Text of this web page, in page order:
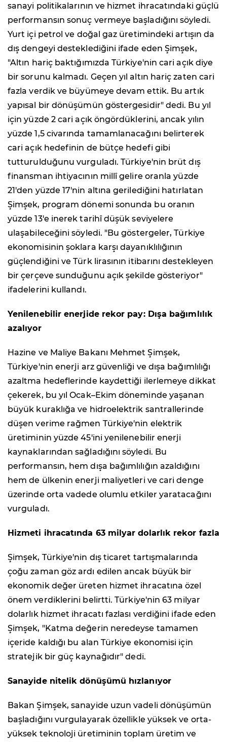
sanayi politikalarının ve hizmet ihracatındaki güçlü
performansın sonuç vermeye başladığını söyledi.
Yurt içi petrol ve doğal gaz üretimindeki artışın da
dış dengeyi desteklediğini ifade eden Şimşek,
"Altın hariç baktığımızda Türkiye'nin cari açık diye
bir sorunu kalmadı. Geçen yıl altın hariç zaten cari
fazla verdik ve büyümeye devam ettik. Bu artık
yapısal bir dönüşümün göstergesidir" dedi. Bu yıl
için yüzde 2 cari açık öngördüklerini, ancak yılın
yüzde 1,5 civarında tamamlanacağını belirterek
cari açık hedefinin de bütçe hedefi gibi
tutturulduğunu vurguladı. Türkiye'nin brüt dış
finansman ihtiyacının millî gelire oranla yüzde
21'den yüzde 17'nin altına gerilediğini hatırlatan
Şimşek, program dönemi sonunda bu oranın
yüzde 13'e inerek tarihî düşük seviyelere
ulaşabileceğini söyledi. "Bu göstergeler, Türkiye
ekonomisinin şoklara karşı dayanıklılığının
güçlendiğini ve Türk lirasının itibarını destekleyen
bir çerçeve sunduğunu açık şekilde gösteriyor"
ifadelerini kullandı.
Yenilenebilir enerjide rekor pay: Dışa bağımlılık
azalıyor
Hazine ve Maliye Bakanı Mehmet Şimşek,
Türkiye'nin enerji arz güvenliği ve dışa bağımlılığı
azaltma hedeflerinde kaydettiği ilerlemeye dikkat
çekerek, bu yıl Ocak–Ekim döneminde yaşanan
büyük kuraklığa ve hidroelektrik santrallerinde
düşen verime rağmen Türkiye'nin elektrik
üretiminin yüzde 45'ini yenilenebilir enerji
kaynaklarından sağladığını söyledi. Bu
performansın, hem dışa bağımlılığın azaldığını
hem de ülkenin enerji maliyetleri ve cari denge
üzerinde orta vadede olumlu etkiler yaratacağını
vurguladı.
Hizmeti ihracatında 63 milyar dolarlık rekor fazla
Şimşek, Türkiye'nin dış ticaret tartışmalarında
çoğu zaman göz ardı edilen ancak büyük bir
ekonomik değer üreten hizmet ihracatına özel
önem verdiklerini belirtti. Türkiye'nin 63 milyar
dolarlık hizmet ihracatı fazlası verdiğini ifade eden
Şimşek, "Katma değerin neredeyse tamamen
içeride kaldığı bu alan Türkiye ekonomisi için
stratejik bir güç kaynağıdır" dedi.
Sanayide nitelik dönüşümü hızlanıyor
Bakan Şimşek, sanayide uzun vadeli dönüşümün
başladığını vurgulayarak özellikle yüksek ve orta-
yüksek teknoloji üretiminin toplam üretim ve